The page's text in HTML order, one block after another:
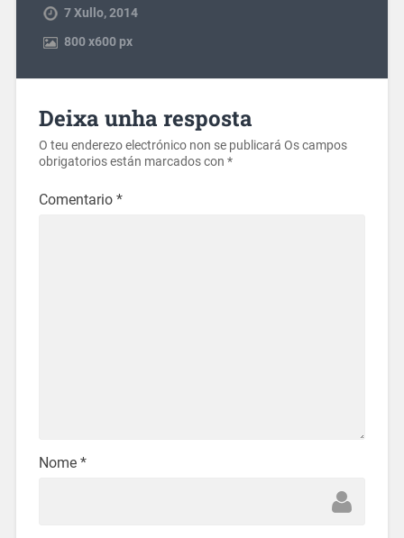
7 Xullo, 2014
800x600 px
Deixa unha resposta
O teu enderezo electrónico non se publicará Os campos
obrigatorios están marcados con *
Comentario *
Nome *